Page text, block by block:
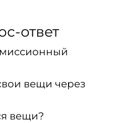
ответ
вещи через
вещи?